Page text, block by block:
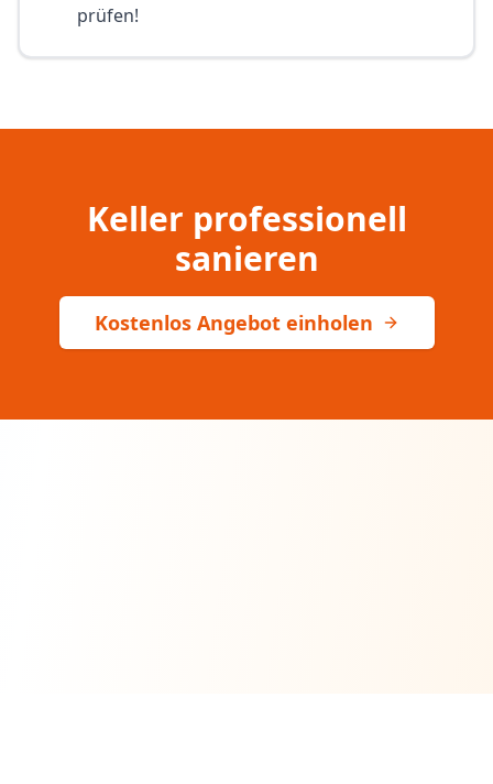
prüfen!
Keller professionell
sanieren
Kostenlos Angebot einholen